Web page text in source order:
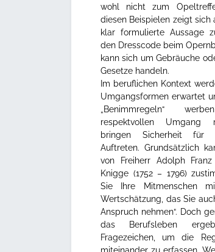
wohl nicht zum
diesen Beispielen zeigt sich
klar formulierte Aussage
den Dresscode beim
kann sich um Gebräuche
Gesetze handeln.
Im beruflichen Kontext
Umgangsformen erwartet
„Benimmregeln“
respektvollen Umgang
bringen Sicherheit für
Auftreten. Grundsätzlich
von Freiherr Adolph
Knigge (1752 – 1796)
Sie Ihre Mitmenschen
Wertschätzung, das Sie
Anspruch nehmen“. Doch
das Berufsleben
Fragezeichen, um die